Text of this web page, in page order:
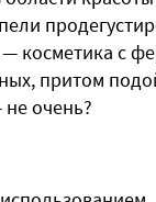
косметика с
притом
очень?